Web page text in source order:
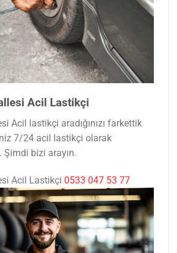
Acil Lastikçi
Acil lastikçi aradığınızı farkettik
7/24 acil lastikçi olarak
bizi arayın.
Acil Lastikçi 0533 047 53 77